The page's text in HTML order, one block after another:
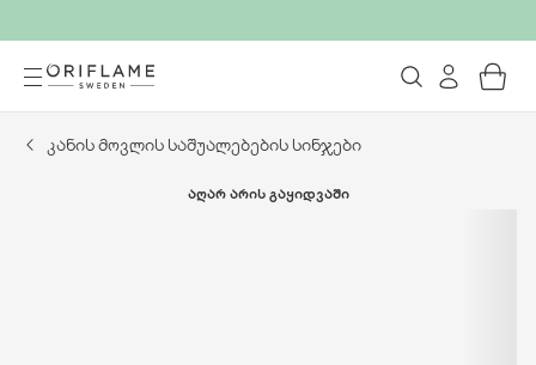
კანის მოვლის საშუალებების სინჯები
ᲐᲦᲐᲠ ᲐᲠᲘᲡ ᲒᲐᲧᲘᲓᲕᲐᲨᲘ